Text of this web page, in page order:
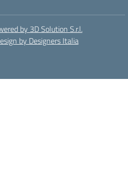
by 3D Solution S.r.l.
by Designers Italia